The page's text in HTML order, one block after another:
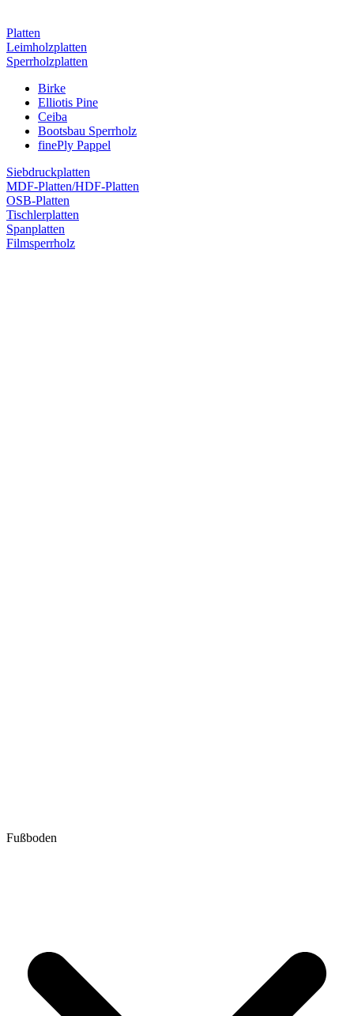
Platten
Leimholzplatten
Sperrholzplatten
Birke
Elliotis Pine
Ceiba
Bootsbau Sperrholz
finePly Pappel
Siebdruckplatten
MDF-Platten/HDF-Platten
OSB-Platten
Tischlerplatten
Spanplatten
Filmsperrholz
Fußboden